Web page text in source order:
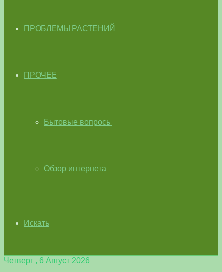
ПРОБЛЕМЫ РАСТЕНИЙ
ПРОЧЕЕ
Бытовые вопросы
Обзор интернета
Искать
Четверг , 6 Август 2026